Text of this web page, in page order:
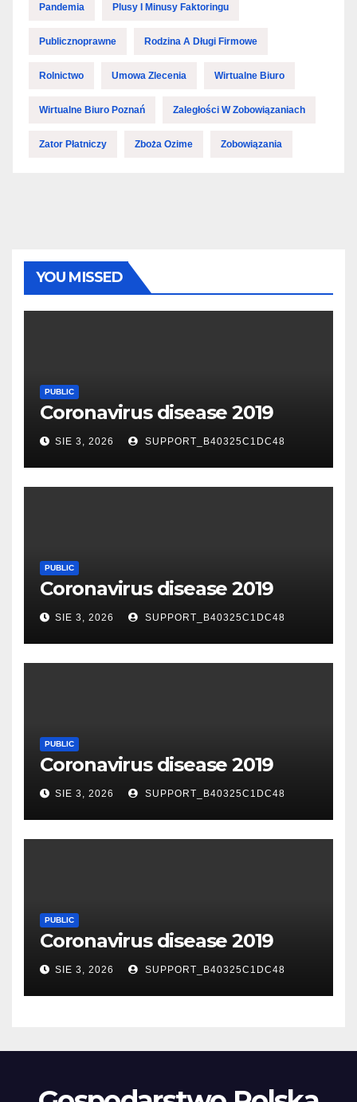
Pandemia Plusy I Minusy Faktoringu
Publicznoprawne Rodzina A Długi Firmowe
Rolnictwo Umowa Zlecenia Wirtualne Biuro
Wirtualne Biuro Poznań Zaległości W Zobowiązaniach
Zator Płatniczy Zboża Ozime Zobowiązania
YOU MISSED
PUBLIC
Coronavirus disease 2019
SIE 3, 2026 SUPPORT_B40325C1DC48
PUBLIC
Coronavirus disease 2019
SIE 3, 2026 SUPPORT_B40325C1DC48
PUBLIC
Coronavirus disease 2019
SIE 3, 2026 SUPPORT_B40325C1DC48
PUBLIC
Coronavirus disease 2019
SIE 3, 2026 SUPPORT_B40325C1DC48